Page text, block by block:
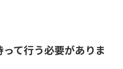
て行う必要がありま